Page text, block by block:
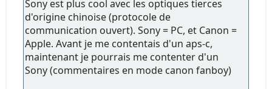
Sony est plus cool avec les optiques tierces
d'origine chinoise (protocole de
communication ouvert). Sony = PC, et Canon =
Apple. Avant je me contentais d'un aps-c,
maintenant je pourrais me contenter d'un
Sony (commentaires en mode canon fanboy)